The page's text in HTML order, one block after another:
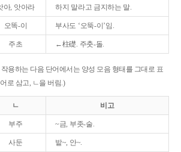
아, 앗아라 하지 말라고 금지하는 말.
오똑-이 부사도 ‘오뚝-이’임.
주초 ←柱礎. 주춧-돌.
용하는 다음 단어에서는 양성 모음 형태를 그대로 표
로 삼고, ㄴ을 버림.)
ㄴ 비고
부주 ~금, 부좃-술.
사둔 밭~, 안~.